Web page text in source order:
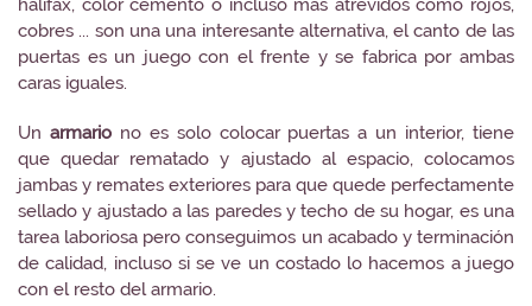
halifax, color cemento o incluso más atrevidos como rojos,
cobres ... son una una interesante alternativa, el canto de las
puertas es un juego con el frente y se fabrica por ambas
caras iguales.
Un armariono es solo colocar puertas a un interior, tiene
que quedar rematado y ajustado al espacio, colocamos
jambas y remates exteriores para que quede perfectamente
sellado y ajustado a las paredes y techo de su hogar, es una
tarea laboriosa pero conseguimos un acabado y terminación
de calidad, incluso si se ve un costado lo hacemos a juego
con el resto del armario.